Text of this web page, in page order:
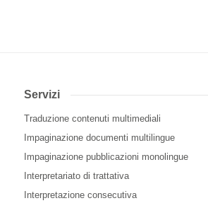
Servizi
Traduzione contenuti multimediali
Impaginazione documenti multilingue
Impaginazione pubblicazioni monolingue
Interpretariato di trattativa
Interpretazione consecutiva